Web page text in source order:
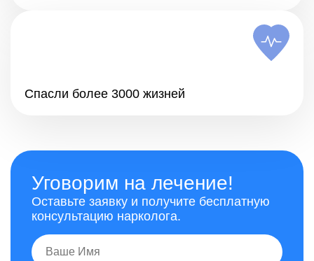
Спасли более 3000 жизней
Уговорим на лечение!
Оставьте заявку и получите бесплатную
консультацию нарколога.